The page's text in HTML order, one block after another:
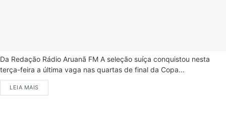
Da Redação Rádio Aruanã FM A seleção suíça conquistou nesta
terça-feira a última vaga nas quartas de final da Copa...
LEIA MAIS